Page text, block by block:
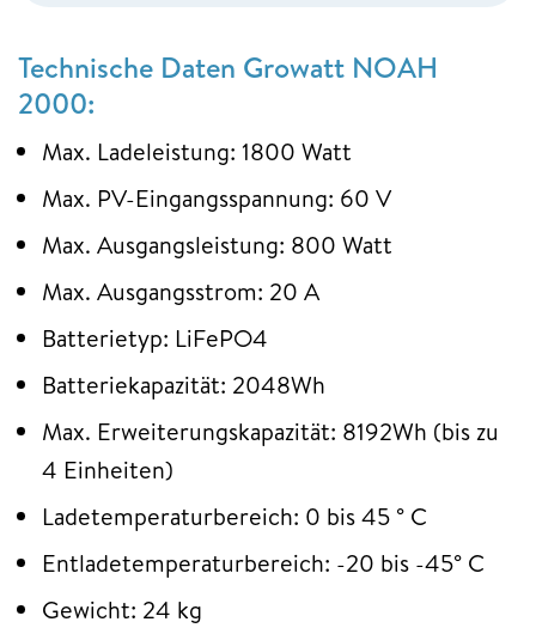
Technische Daten Growatt NOAH
2000:
Max. Ladeleistung: 1800 Watt
Max. PV-Eingangsspannung: 60 V
Max. Ausgangsleistung: 800 Watt
Max. Ausgangsstrom: 20 A
Batterietyp: LiFePO4
Batteriekapazität: 2048Wh
Max. Erweiterungskapazität: 8192Wh (bis zu
4 Einheiten)
Ladetemperaturbereich: 0 bis 45 ° C
Entladetemperaturbereich: -20 bis -45° C
Gewicht: 24 kg